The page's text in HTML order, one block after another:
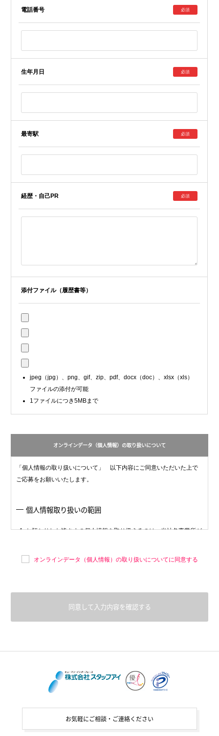
必須
電話番号
必須
生年月日
必須
最寄駅
必須
経歴・自己PR
添付ファイル（履歴書等）
jpeg（jpg）、png、gif、zip、pdf、docx（doc）、xlsx（xls）
ファイルの添付が可能
1ファイルにつき5MBまで
オンラインデータ（個人情報）の取り扱いについて
「個人情報の取り扱いについて」 以下内容にご同意いただいた上で
ご応募をお願いいたします。
個人情報取り扱いの範囲
お預かりした皆さまの個人情報を取り扱えるのは、当社各事業所が
従業者であり、それ以外の者には取り扱わせないものとします。但
情報保護に関する教育を行います。
人情報のご提出は、あくまでも任意のものですが、情報をご提出いた
だかないと当社が提供する各種サービスの一部又は全部をご利用いた
人材派遣契約、業務委託契約、職業紹介契約、雇用契約の締結に関
する業務及び社会保険加入など法令の定めのある業務
オンラインデータ（個人情報）の取り扱いについてに同意する
お気軽にご相談・ご連絡ください